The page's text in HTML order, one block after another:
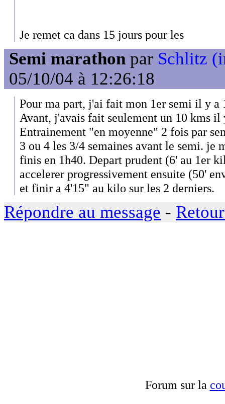
Je remet ca dans 15 jours pour les
Semi marathon par Schlitz
05/10/04 à 12:26:18
Pour ma part, j'ai fait mon 1er semi il y a
Avant, j'avais fait seulement un 10 kms il
Entrainement "en moyenne" 2 fois par
3 ou 4 les 3/4 semaines avant le semi. je
finis en 1h40. Depart prudent (6' au 1er
accelerer progressivement ensuite (50'
et finir a 4'15" au kilo sur les 2 derniers.
Répondre au message -
Forum sur la